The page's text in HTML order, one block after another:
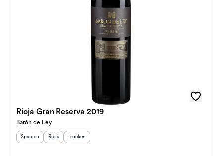
Rioja Gran Reserva 2019
Barón de Ley
Herkunftsland:
Spanien Herkunftsregion:
Rioja Geschmack
trocken